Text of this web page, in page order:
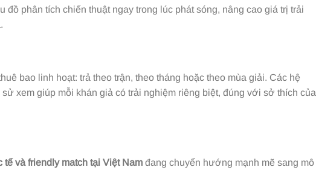
đồ phân tích chiến thuật ngay trong lúc phát sóng, nâng cao giá trị trải
bao linh hoạt: trả theo trận, theo tháng hoặc theo mùa giải. Các hệ
xem giúp mỗi khán giả có trải nghiệm riêng biệt, đúng với sở thích của
và friendly match tại Việt Nam đang chuyển hướng mạnh mẽ sang mô